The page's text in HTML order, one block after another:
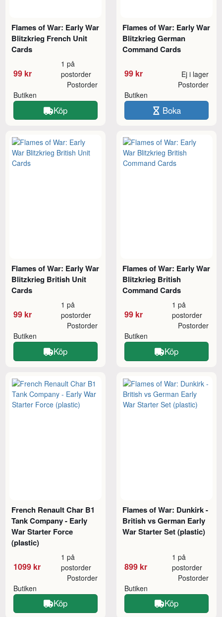
Flames of War: Early War
Blitzkrieg French Unit
Cards
99 kr
1 på
postorder
Butiken
Postorder
Köp
Flames of War: Early War
Blitzkrieg German
Command Cards
99 kr Ej i lager
Butiken
Postorder
Boka
Flames of War: Early War
Blitzkrieg British Unit
Cards
99 kr
1 på
postorder
Butiken
Postorder
Köp
Flames of War: Early War
Blitzkrieg British
Command Cards
99 kr
1 på
postorder
Butiken
Postorder
Köp
French Renault Char B1
Tank Company - Early
War Starter Force
(plastic)
1099 kr
1 på
postorder
Butiken
Postorder
Köp
Flames of War: Dunkirk -
British vs German Early
War Starter Set (plastic)
899 kr
1 på
postorder
Butiken
Postorder
Köp